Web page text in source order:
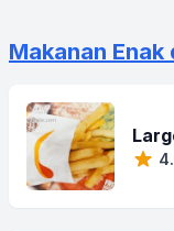
Makanan